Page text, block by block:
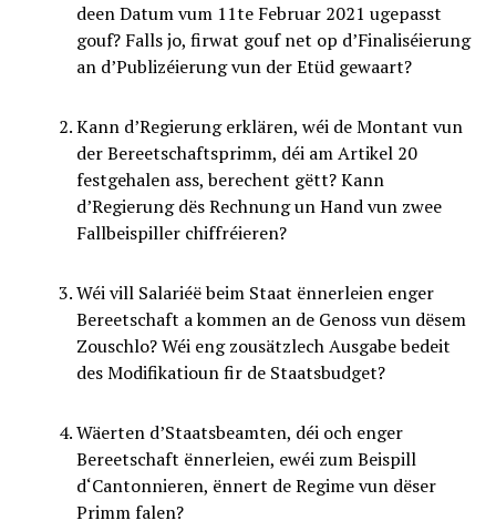
deen Datum vum 11te Februar 2021 ugepasst
gouf? Falls jo, firwat gouf net op d’Finaliséierung
an d’Publizéierung vun der Etüd gewaart?
Kann d’Regierung erklären, wéi de Montant vun
der Bereetschaftsprimm, déi am Artikel 20
festgehalen ass, berechent gëtt? Kann
d’Regierung dës Rechnung un Hand vun zwee
Fallbeispiller chiffréieren?
Wéi vill Salariéë beim Staat ënnerleien enger
Bereetschaft a kommen an de Genoss vun dësem
Zouschlo? Wéi eng zousätzlech Ausgabe bedeit
des Modifikatioun fir de Staatsbudget?
Wäerten d’Staatsbeamten, déi och enger
Bereetschaft ënnerleien, ewéi zum Beispill
d‘Cantonnieren, ënnert de Regime vun dëser
Primm falen?